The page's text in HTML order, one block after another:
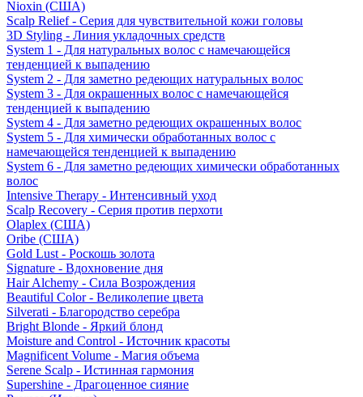
Nioxin (США)
Scalp Relief - Серия для чувствительной кожи головы
3D Styling - Линия укладочных средств
System 1 - Для натуральных волос с намечающейся
тенденцией к выпадению
System 2 - Для заметно редеющих натуральных волос
System 3 - Для окрашенных волос с намечающейся
тенденцией к выпадению
System 4 - Для заметно редеющих окрашенных волос
System 5 - Для химически обработанных волос с
намечающейся тенденцией к выпадению
System 6 - Для заметно редеющих химически обработанных
волос
Intensive Therapy - Интенсивный уход
Scalp Recovery - Серия против перхоти
Olaplex (США)
Oribe (США)
Gold Lust - Роскошь золота
Signature - Вдохновение дня
Hair Alchemy - Сила Возрождения
Beautiful Color - Великолепие цвета
Silverati - Благородство серебра
Bright Blonde - Яркий блонд
Moisture and Control - Источник красоты
Magnificent Volume - Магия объема
Serene Scalp - Истинная гармония
Supershine - Драгоценное сияние